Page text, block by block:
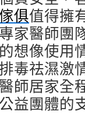
俱值得擁
家醫師團
想像使用
毒祛濕激
師居家全
益團體的